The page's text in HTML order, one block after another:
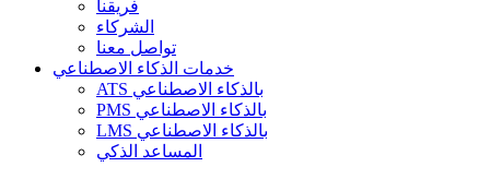
فريقنا
الشركاء
تواصل معنا
خدمات الذكاء الاصطناعي
ATS بالذكاء الاصطناعي
PMS بالذكاء الاصطناعي
LMS بالذكاء الاصطناعي
المساعد الذكي